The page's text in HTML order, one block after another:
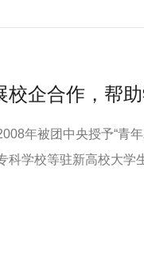
校企合作，帮
年被团中央授予“青
科学校等驻新高校大学